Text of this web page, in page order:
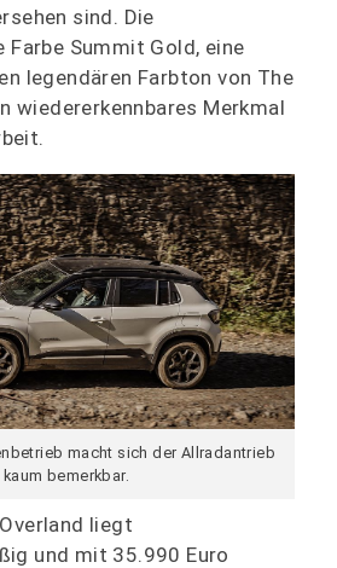
sind. Die
Summit Gold, eine
legendären Farbton von The
wiedererkennbares Merkmal
macht sich der Allradantrieb
kaum bemerkbar.
liegt
und mit 35.990 Euro